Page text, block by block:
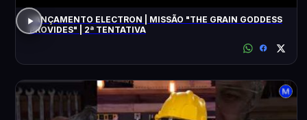
LANÇAMENTO ELECTRON | MISSÃO "THE GRAIN GODDESS
PROVIDES" | 2ª TENTATIVA